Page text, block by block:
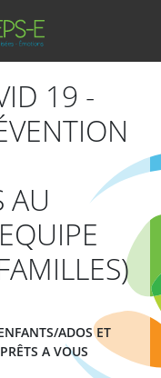
19 -
AU
ADOS ET
A VOUS